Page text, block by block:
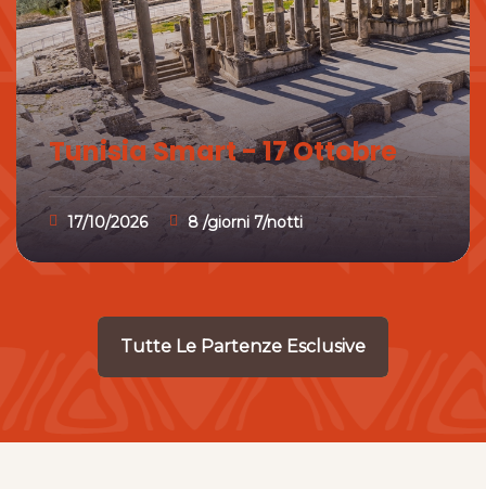
Tunisia Smart - 17 Ottobre
17/10/2026 8 /giorni 7/notti
Tutte Le Partenze Esclusive